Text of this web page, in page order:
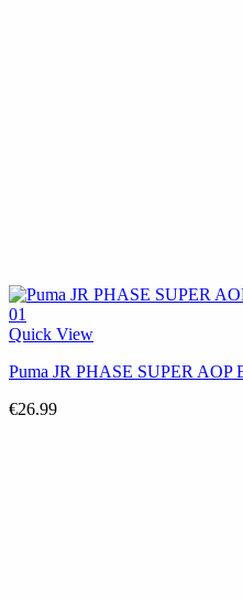
Quick View
Puma JR PHASE SUPER AOP
€26.99